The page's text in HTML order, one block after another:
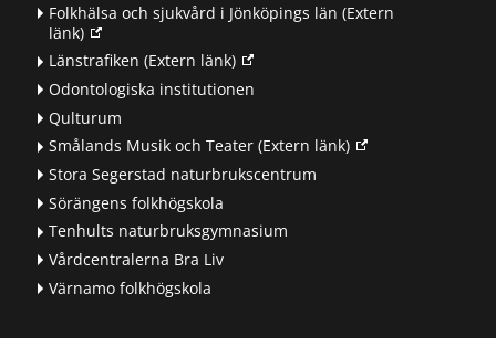
Folkhälsa och sjukvård i Jönköpings län (Extern
länk)
Länstrafiken (Extern länk)
Odontologiska institutionen
Qulturum
Smålands Musik och Teater(Extern länk)
Stora Segerstad naturbrukscentrum
Sörängens folkhögskola
Tenhults naturbruksgymnasium
Vårdcentralerna Bra Liv
Värnamo folkhögskola